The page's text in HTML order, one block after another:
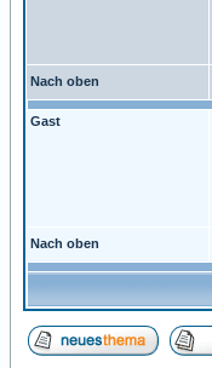
Nach oben
Gast
Nach oben